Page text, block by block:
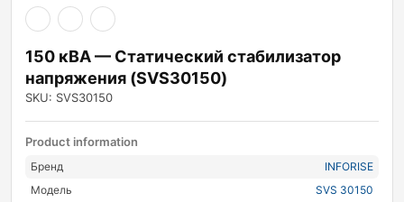
150 кВА — Статический стабилизатор
напряжения (SVS30150)
SKU: SVS30150
Product information
Бренд
INFORISE
Модель
SVS 30150